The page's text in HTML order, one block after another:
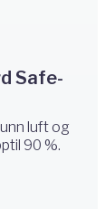
Safe-
luft og
90 %.